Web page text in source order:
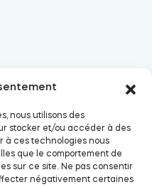
nous utilisons des
stocker et/ou accéder à des
à ces technologies nous
que le comportement de
sur ce site. Ne pas consentir
négativement certaines